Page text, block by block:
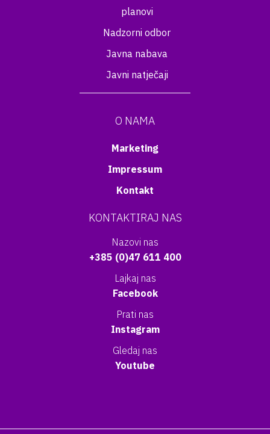
planovi
Nadzorni odbor
Javna nabava
Javni natječaji
O NAMA
Marketing
Impressum
Kontakt
KONTAKTIRAJ NAS
Nazovi nas
+385 (0)47 611 400
Lajkaj nas
Facebook
Prati nas
Instagram
Gledaj nas
Youtube